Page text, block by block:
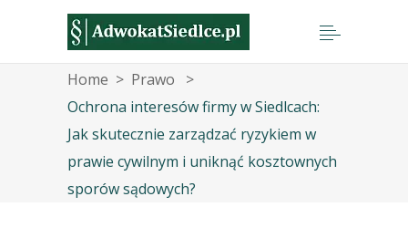
Home > Prawo
>
Ochrona interesów firmy w Siedlcach:
Jak skutecznie zarządzać ryzykiem w
prawie cywilnym i uniknąć kosztownych
sporów sądowych?